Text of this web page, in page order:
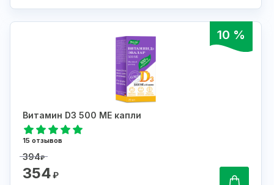
10 %
Витамин D3 500 МЕ капли
15 отзывов
394₽
354₽